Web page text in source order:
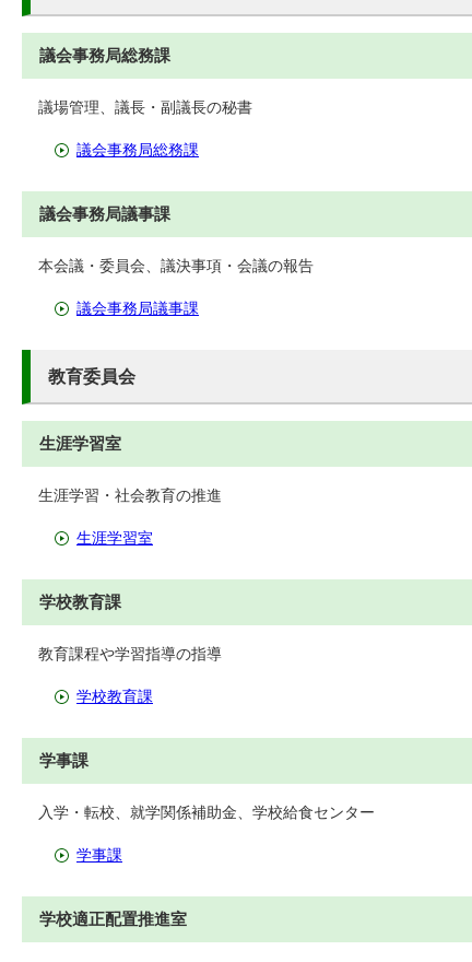
議会事務局総務課
議場管理、議長・副議長の秘書
議会事務局総務課
議会事務局議事課
本会議・委員会、議決事項・会議の報告
議会事務局議事課
教育委員会
生涯学習室
生涯学習・社会教育の推進
生涯学習室
学校教育課
教育課程や学習指導の指導
学校教育課
学事課
入学・転校、就学関係補助金、学校給食センター
学事課
学校適正配置推進室